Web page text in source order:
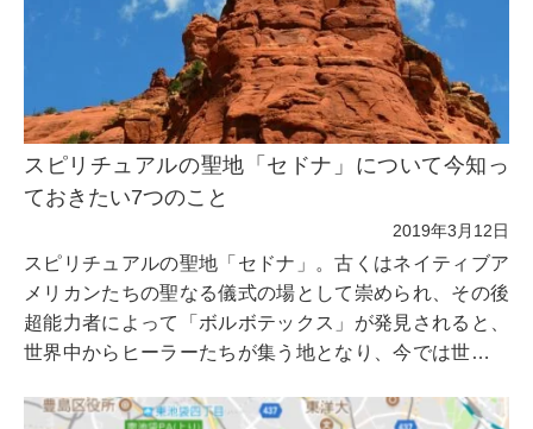
スピリチュアルの聖地「セドナ」について今知っ
ておきたい7つのこと
2019年3月12日
スピリチュアルの聖地「セドナ」。古くはネイティブア
メリカンたちの聖なる儀式の場として崇められ、その後
超能力者によって「ボルボテックス」が発見されると、
世界中からヒーラーたちが集う地となり、今では世界で
っています。そんなセドナについて今知っておきたい7